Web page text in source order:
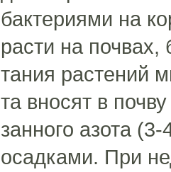
бактериями на
расти на
тания растений
та вносят в
занного азота
осадками. При